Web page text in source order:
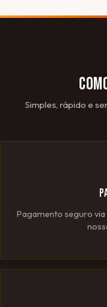
Simples, rápido e
Pagamento seguro